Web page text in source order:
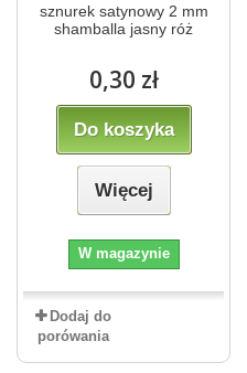
sznurek satynowy 2 mm
shamballa jasny róż
0,30 zł
Do koszyka
Więcej
W magazynie
Dodaj do
porówania